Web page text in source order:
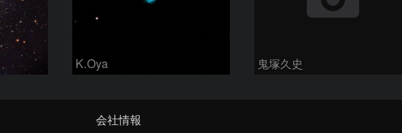
K.Oya 鬼塚久史
会社情報